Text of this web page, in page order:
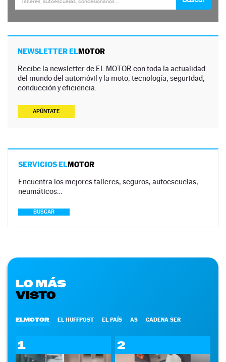
NEWSLETTER ELMOTOR
Recibe la newsletter de EL MOTOR con toda la actualidad
del mundo del automóvil y la moto, tecnología, seguridad,
conducción y eficiencia.
APÚNTATE
SERVICIOS ELMOTOR
Encuentra los mejores talleres, seguros, autoescuelas,
neumáticos…
BUSCAR
LO MÁS
VISTO
ELMOTOR EL HUFFPOST EL PAÍS AS CADENA SER
1 2